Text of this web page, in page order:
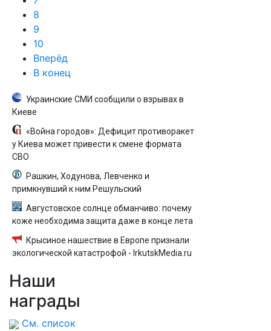
8
9
10
Вперёд
В конец
Украинские СМИ сообщили о взрывах в
Киеве
«Война городов»: Дефицит противоракет
у Киева может привести к смене формата
СВО
Рашкин, Ходунова, Левченко и
примкнувший к ним Решульский
Августовское солнце обманчиво: почему
коже необходима защита даже в конце лета
Крысиное нашествие в Европе признали
экологической катастрофой - IrkutskMedia.ru
Наши
награды
См. список